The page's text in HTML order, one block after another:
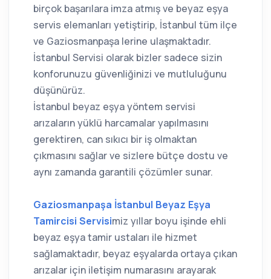
birçok başarılara imza atmış ve beyaz eşya
servis elemanları yetiştirip, İstanbul tüm ilçe
ve Gaziosmanpaşa lerine ulaşmaktadır.
İstanbul Servisi olarak bizler sadece sizin
konforunuzu güvenliğinizi ve mutluluğunu
düşünürüz.
İstanbul beyaz eşya yöntem servisi
arızaların yüklü harcamalar yapılmasını
gerektiren, can sıkıcı bir iş olmaktan
çıkmasını sağlar ve sizlere bütçe dostu ve
aynı zamanda garantili çözümler sunar.
Gaziosmanpaşa İstanbul Beyaz Eşya
Tamircisi Servisimiz yıllar boyu işinde ehli
beyaz eşya tamir ustaları ile hizmet
sağlamaktadır, beyaz eşyalarda ortaya çıkan
arızalar için iletişim numarasını arayarak